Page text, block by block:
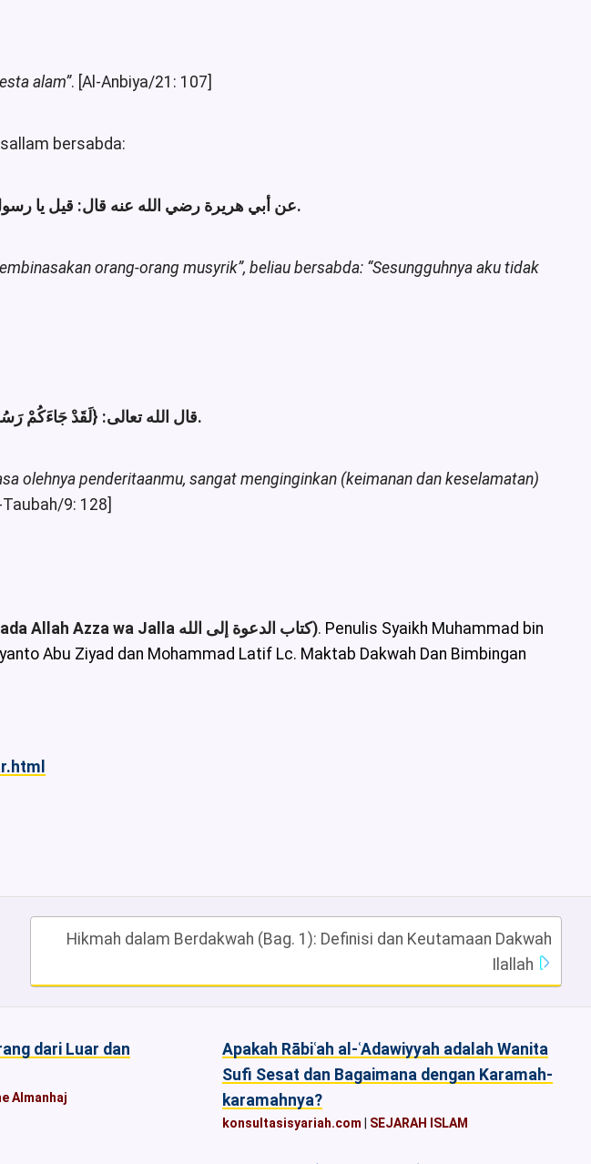
alam”. [Al-Anbiya/21: 107]
sallam bersabda:
عن أبي هريرة رضي الله عنه قال: قيل يا. أخرجه مسلم.
orang-orang musyrik”, beliau bersabda: “Sesungguhnya aku tidak
قال الله تعالى: {لَقَدْ جَاءَكُمْ رَسُولٌ مِنْ أَنْفُسِكُمْ عَزِيزٌ عَلَيْهِ مَا عَنِتُّمْ حَرِيصٌ عَلَيْكُمْ بِالْمُؤْمِنِينَ رَءُوفٌ رَحِيمٌ [التوبة/128].
olehnya penderitaanmu, sangat menginginkan (keimanan dan keselamatan)
9: 128]
(Ringkasan Fiqih Islam Bab : Dakwah Kepada Allah Azza wa Jalla كتاب الدعوة إلى الله). Penulis Syaikh Muhammad bin
Abu Ziyad dan Mohammad Latif Lc. Maktab Dakwah Dan Bimbingan
Hikmah dalam Berdakwah (Bag. 1): Definisi dan Keutamaan Dakwah
Ilallah
dari Luar dan
Almanhaj
Apakah Rābiʿah al-ʿAdawiyyah adalah Wanita
Sufi Sesat dan Bagaimana dengan Karamah-
karamahnya?
konsultasisyariah.com SEJARAH ISLAM